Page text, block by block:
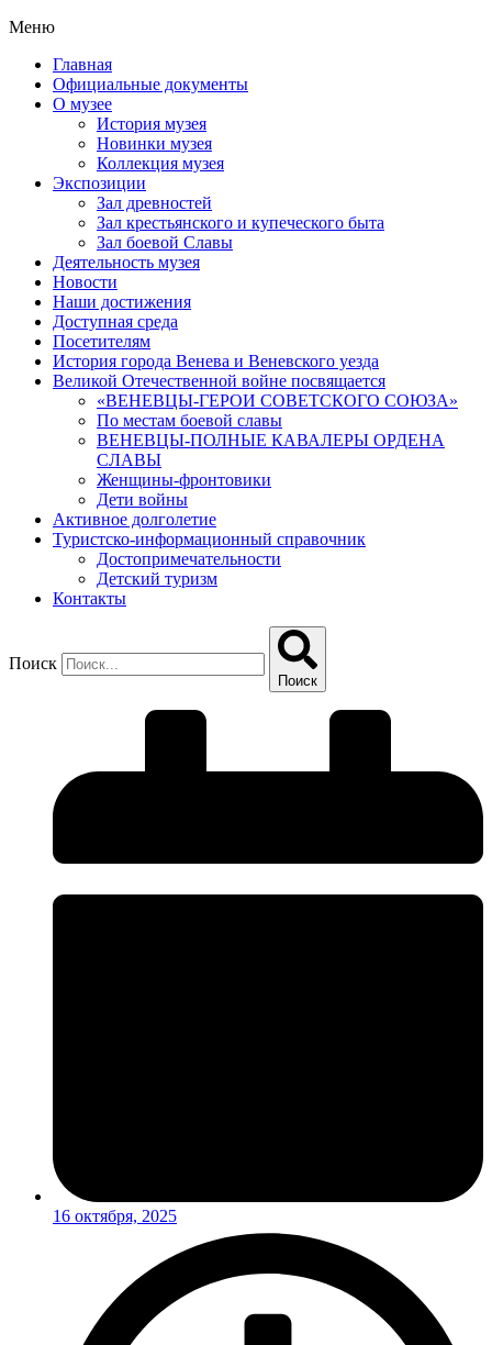
Меню
Главная
Официальные документы
О музее
История музея
Новинки музея
Коллекция музея
Экспозиции
Зал древностей
Зал крестьянского и купеческого быта
Зал боевой Славы
Деятельность музея
Новости
Наши достижения
Доступная среда
Посетителям
История города Венева и Веневского уезда
Великой Отечественной войне посвящается
«ВЕНЕВЦЫ-ГЕРОИ СОВЕТСКОГО СОЮЗА»
По местам боевой славы
ВЕНЕВЦЫ-ПОЛНЫЕ КАВАЛЕРЫ ОРДЕНА
СЛАВЫ
Женщины-фронтовики
Дети войны
Активное долголетие
Туристско-информационный справочник
Достопримечательности
Детский туризм
Контакты
Поиск
Поиск
16 октября, 2025